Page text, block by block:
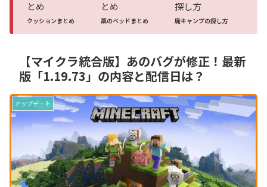
クッションまとめ 藁のベッドまとめ 廃キャンプの探し方
【マイクラ統合版】あのバグが修正！最新
版「1.19.73」の内容と配信日は？
アップデート